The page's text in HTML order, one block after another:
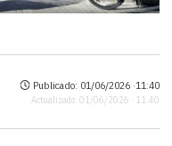
Publicado: 01/06/2026 ·11:40
Actualizado: 01/06/2026 · 11:40